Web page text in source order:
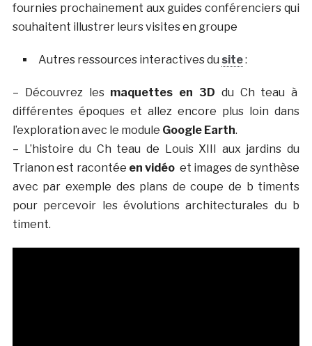
fournies prochainement aux guides conférenciers qui
souhaitent illustrer leurs visites en groupe
Autres ressources interactives du site:
– Découvrez lesmaquettes en 3D du Ch teau à
différentes époques et allez encore plus loin dans
l’exploration avec le module Google Earth.
– L’histoire du Ch teau de Louis XIII aux jardins du
Trianon est racontée en vidéo et images de synthèse
avec par exemple des plans de coupe de b timents
pour percevoir les évolutions architecturales du b
timent.